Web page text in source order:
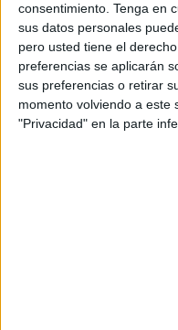
consentimiento. Tenga en
sus datos personales
pero usted tiene el
preferencias se aplicarán
sus preferencias o retirar
momento volviendo a este
"Privacidad" en la parte
"No es fácil
integradas y
absolutamente
cualquier reto
medio", afirma Julio
creativo ejecutivo